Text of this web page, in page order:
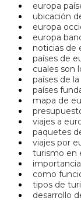
europa
ubicación
europa
europa
noticias de
países de
cuales son
países de
países
mapa de
viajes a
paquetes
viajes por
turismo en
como
tipos de
desarrollo